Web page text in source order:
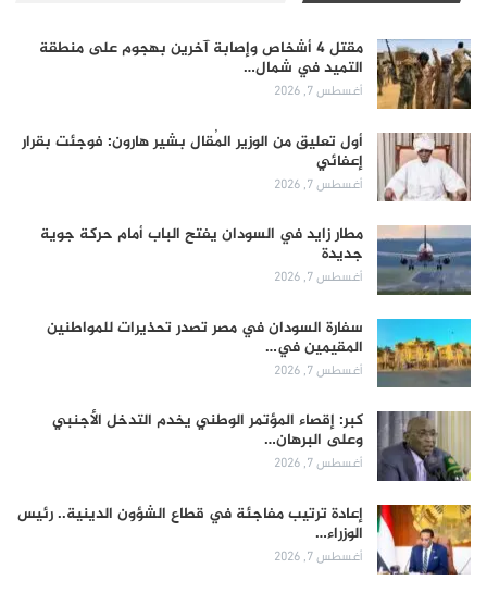
مقتل 4 أشخاص وإصابة آخرين بهجوم على منطقة
التميد في شمال…
أغسطس 7, 2026
أول تعليق من الوزير المُقال بشير هارون: فوجئت بقرار
إعفائي
أغسطس 7, 2026
مطار زايد في السودان يفتح الباب أمام حركة جوية
جديدة
أغسطس 7, 2026
سفارة السودان في مصر تصدر تحذيرات للمواطنين
المقيمين في…
أغسطس 7, 2026
كبر: إقصاء المؤتمر الوطني يخدم التدخل الأجنبي
وعلى البرهان…
أغسطس 7, 2026
إعادة ترتيب مفاجئة في قطاع الشؤون الدينية.. رئيس
الوزراء…
أغسطس 7, 2026